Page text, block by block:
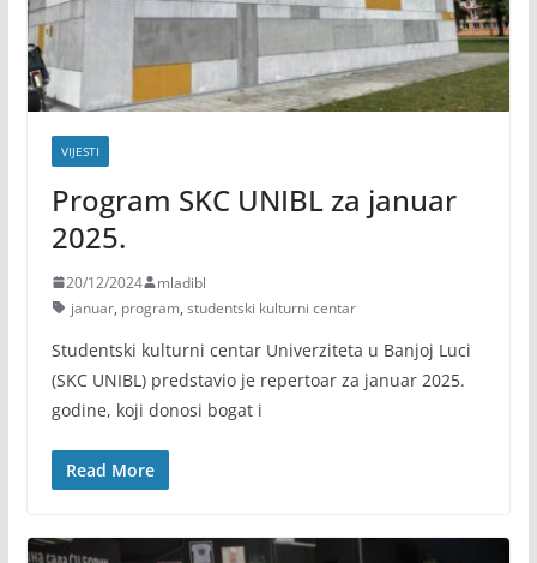
VIJESTI
Program SKC UNIBL za januar
2025.
20/12/2024
mladibl
januar, program, studentski kulturni centar
Studentski kulturni centar Univerziteta u Banjoj Luci
(SKC UNIBL) predstavio je repertoar za januar 2025.
godine, koji donosi bogat i
Read More